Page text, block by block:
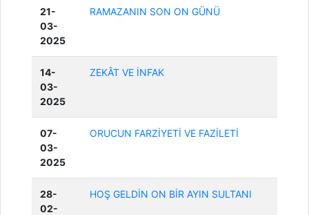
21-
03-
2025
RAMAZANIN SON ON GÜNÜ
14-
03-
2025
ZEKÂT VE İNFAK
07-
03-
2025
ORUCUN FARZİYETİ VE FAZİLETİ
28-
02-
HOŞ GELDİN ON BİR AYIN SULTANI